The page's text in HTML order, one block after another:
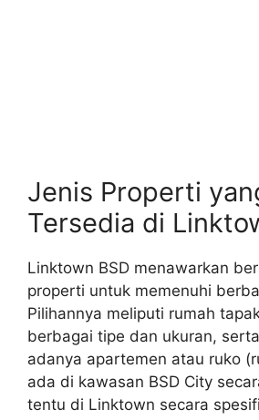
Jenis Properti
Tersedia di
Linktown BSD menawarkan
properti untuk memenuhi
Pilihannya meliputi rumah
berbagai tipe dan ukuran,
adanya apartemen atau ruko
ada di kawasan BSD City
tentu di Linktown secara